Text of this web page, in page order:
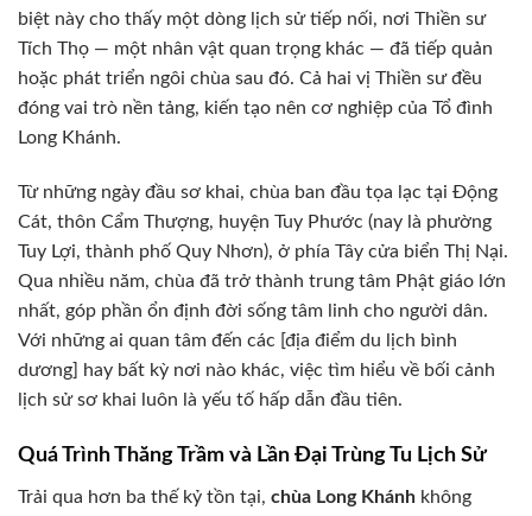
biệt này cho thấy một dòng lịch sử tiếp nối, nơi Thiền sư
Tích Thọ — một nhân vật quan trọng khác — đã tiếp quản
hoặc phát triển ngôi chùa sau đó. Cả hai vị Thiền sư đều
đóng vai trò nền tảng, kiến tạo nên cơ nghiệp của Tổ đình
Long Khánh.
Từ những ngày đầu sơ khai, chùa ban đầu tọa lạc tại Động
Cát, thôn Cẩm Thượng, huyện Tuy Phước (nay là phường
Tuy Lợi, thành phố Quy Nhơn), ở phía Tây cửa biển Thị Nại.
Qua nhiều năm, chùa đã trở thành trung tâm Phật giáo lớn
nhất, góp phần ổn định đời sống tâm linh cho người dân.
Với những ai quan tâm đến các [địa điểm du lịch bình
dương] hay bất kỳ nơi nào khác, việc tìm hiểu về bối cảnh
lịch sử sơ khai luôn là yếu tố hấp dẫn đầu tiên.
Quá Trình Thăng Trầm và Lần Đại Trùng Tu Lịch Sử
Trải qua hơn ba thế kỷ tồn tại, chùa Long Khánh không